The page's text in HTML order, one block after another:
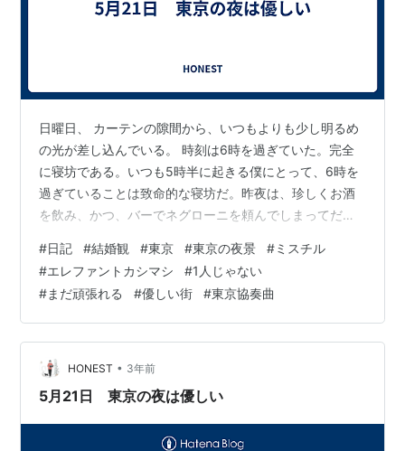
日曜日、 カーテンの隙間から、いつもよりも少し明るめ
の光が差し込んでいる。 時刻は6時を過ぎていた。完全
に寝坊である。いつも5時半に起きる僕にとって、6時を
過ぎていることは致命的な寝坊だ。昨夜は、珍しくお酒
を飲み、かつ、バーでネグローニを頼んでしまってだい
する。やっぱり、食べ過ぎ・飲み過ぎは翌日に響くなぁ
と反省気味に、少し俯きながら淡々とやることをこな
す。 掃除も、ランニングも、その他雑務もなんとか終わ
らせ、予定通り8時半から英語のレッスンを受けることに
成功した。そして一息ついてしまうと、もうきっと家か
ら出ないだろうと思いつき、そのままの勢い…
#日記 #結婚観 #東京 #東京の夜景 #ミスチル
#エレファントカシマシ #1人じゃない
#まだ頑張れる #優しい街 #東京協奏曲
HONEST • 3年前
5月21日 東京の夜は優しい